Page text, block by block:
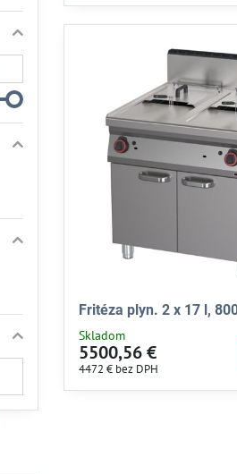
Fritéza plyn. 2 x 17 l,
Skladom
5500,56 €
4472 € bez DPH